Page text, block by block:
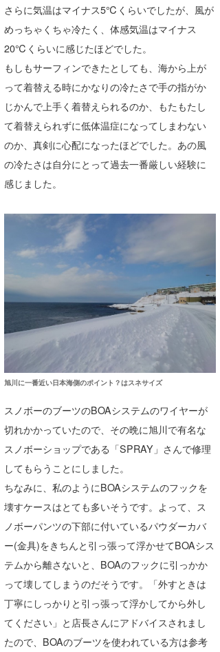
さらに気温はマイナス5℃くらいでしたが、風が
めっちゃくちゃ冷たく、体感気温はマイナス
20℃くらいに感じたほどでした。
もしもサーフィンできたとしても、海から上が
って着替える時にかなりの冷たさで手の指がか
じかんで上手く着替えられるのか、もたもたし
て着替えられずに低体温症になってしまわない
のか、真剣に心配になったほどでした。あの風
の冷たさは自分にとって過去一番厳しい経験に
感じました。
旭川に一番近い日本海側のポイント？はスネサイズ
スノボーのブーツのBOAシステムのワイヤーが
切れかかっていたので、その晩に旭川で有名な
スノボーショップである「SPRAY」さんで修理
してもらうことにしました。
ちなみに、私のようにBOAシステムのフックを
壊すケースはとても多いそうです。よって、ス
ノボーパンツの下部に付いているパウダーカバ
ー(金具)をきちんと引っ張って浮かせてBOAシス
テムから離さないと、BOAのフックに引っかか
って壊してしまうのだそうです。「外すときは
丁寧にしっかりと引っ張って浮かしてから外し
てください」と店長さんにアドバイスされまし
たので、BOAのブーツを使われている方は参考